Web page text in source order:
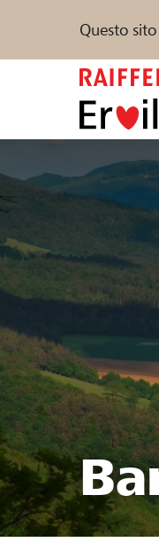
Questo
Sostenere
Trova